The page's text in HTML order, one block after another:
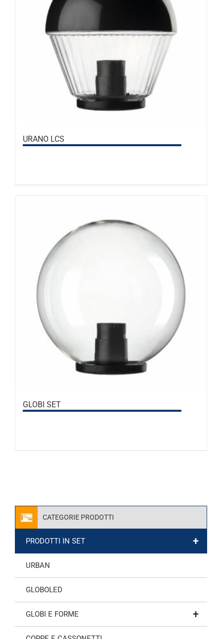
URANO LCS
GLOBI SET
CATEGORIE PRODOTTI
+
PRODOTTI IN SET
URBAN
GLOBOLED
+
GLOBI E FORME